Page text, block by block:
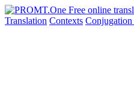
Translation Contexts Conjugation